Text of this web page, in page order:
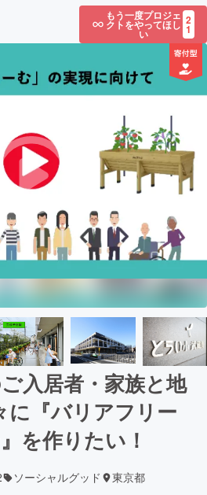
もう一度プロジェ
クトをやってほし
い
2
1
入居者・家族と地
に『バリアフリー
を作りたい！
ソーシャルグッド 東京都